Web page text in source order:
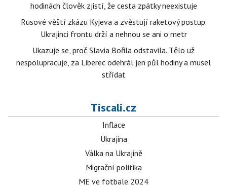
hodinách člověk zjistí, že cesta zpátky neexistuje
Rusové věští zkázu Kyjeva a zvěstují raketový postup.
Ukrajinci frontu drží a nehnou se ani o metr
Ukazuje se, proč Slavia Bořila odstavila. Tělo už
nespolupracuje, za Liberec odehrál jen půl hodiny a musel
střídat
Tiscali.cz
Inflace
Ukrajina
Válka na Ukrajině
Migrační politika
ME ve fotbale 2024